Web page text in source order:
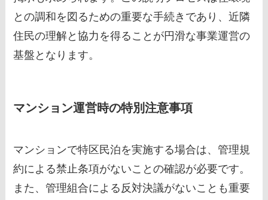
との調和を図るための重要な手続きであり、近隣
住民の理解と協力を得ることが円滑な事業運営の
基盤となります。
マンション運営時の特別注意事項
マンションで特区民泊を実施する場合は、管理規
約による禁止条項がないことの確認が必要です。
また、管理組合による反対決議がないことも重要